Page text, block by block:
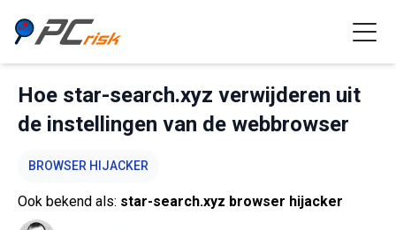
Hoe star-search.xyz verwijderen uit
de instellingen van de webbrowser
BROWSER HIJACKER
Ook bekend als: star-search.xyz browser hijacker